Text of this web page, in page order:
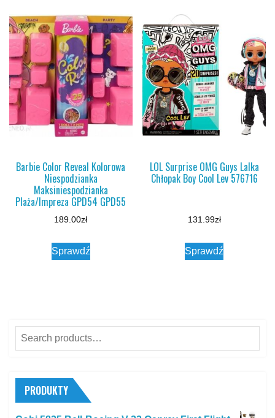
Barbie Color Reveal Kolorowa
Niespodzianka
Maksiniespodzianka
Plaża/Impreza GPD54 GPD55
189.00zł
Sprawdź
LOL Surprise OMG Guys Lalka
Chłopak Boy Cool Lev 576716
131.99zł
Sprawdź
Search
for:
PRODUKTY